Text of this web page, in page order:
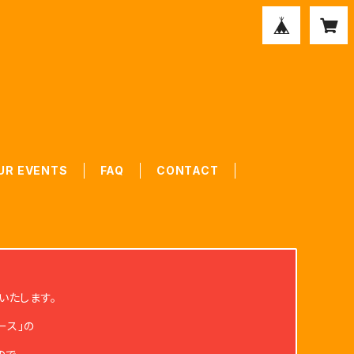
EVENTS FAQ CONTACT
します。
」の